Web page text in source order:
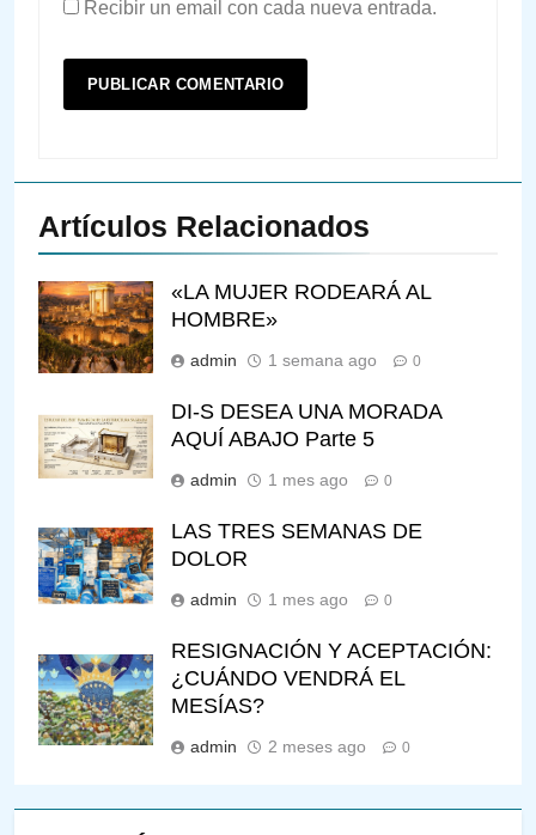
Recibir un email con cada nueva entrada.
Artículos Relacionados
«LA MUJER RODEARÁ AL
HOMBRE»
admin 1 semana ago 0
DI-S DESEA UNA MORADA
AQUÍ ABAJO Parte 5
admin 1 mes ago 0
LAS TRES SEMANAS DE
DOLOR
admin 1 mes ago 0
RESIGNACIÓN Y ACEPTACIÓN:
¿CUÁNDO VENDRÁ EL
MESÍAS?
admin 2 meses ago 0